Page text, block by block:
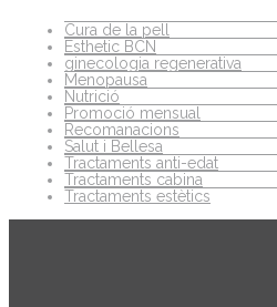
Cura de la pell
Esthetic BCN
ginecologia regenerativa
Menopausa
Nutrició
Promoció mensual
Recomanacions
Salut i Bellesa
Tractaments anti-edat
Tractaments cabina
Tractaments estètics